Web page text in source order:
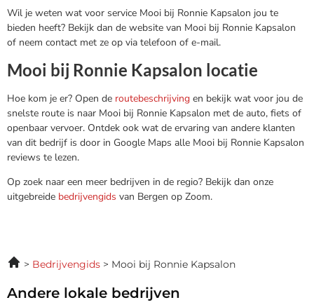
Wil je weten wat voor service Mooi bij Ronnie Kapsalon jou te
bieden heeft? Bekijk dan de website van Mooi bij Ronnie Kapsalon
of neem contact met ze op via telefoon of e-mail.
Mooi bij Ronnie Kapsalon locatie
Hoe kom je er? Open de routebeschrijving en bekijk wat voor jou de
snelste route is naar Mooi bij Ronnie Kapsalon met de auto, fiets of
openbaar vervoer. Ontdek ook wat de ervaring van andere klanten
van dit bedrijf is door in Google Maps alle Mooi bij Ronnie Kapsalon
reviews te lezen.
Op zoek naar een meer bedrijven in de regio? Bekijk dan onze
uitgebreide bedrijvengids van Bergen op Zoom.
Bedrijvengids Mooi bij Ronnie Kapsalon
Andere lokale bedrijven